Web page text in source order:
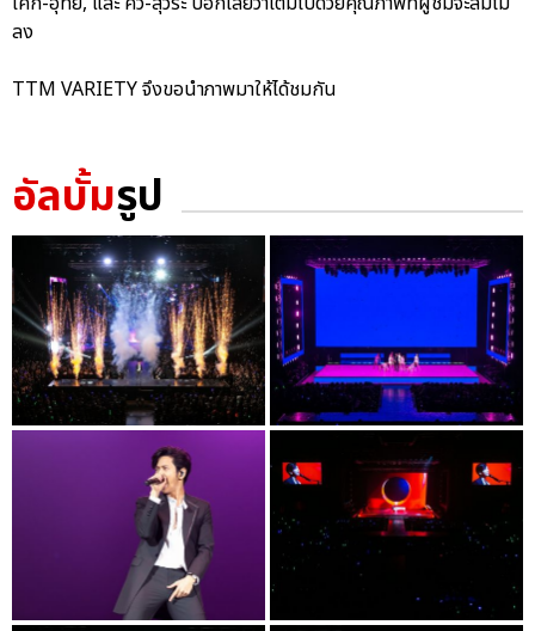
ลง
TTM VARIETY จึงขอนำภาพมาให้ได้ชมกัน
อัลบั้มรูป